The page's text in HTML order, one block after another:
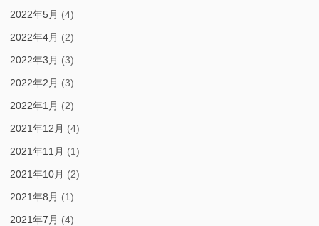
2022年5月 (4)
2022年4月 (2)
2022年3月 (3)
2022年2月 (3)
2022年1月 (2)
2021年12月 (4)
2021年11月 (1)
2021年10月 (2)
2021年8月 (1)
2021年7月 (4)